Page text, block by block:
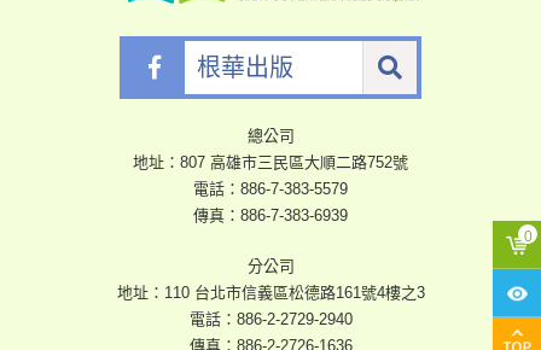
根華出版
總公司
地址：807 高雄市三民區大順二路752號
電話： 886-7-383-5579
傳真：886-7-383-6939
分公司
地址：110 台北市信義區松德路161號4樓之3
電話： 886-2-2729-2940
傳真：886-2-2726-1636